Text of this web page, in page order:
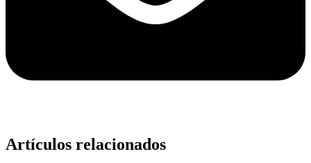
Artículos relacionados